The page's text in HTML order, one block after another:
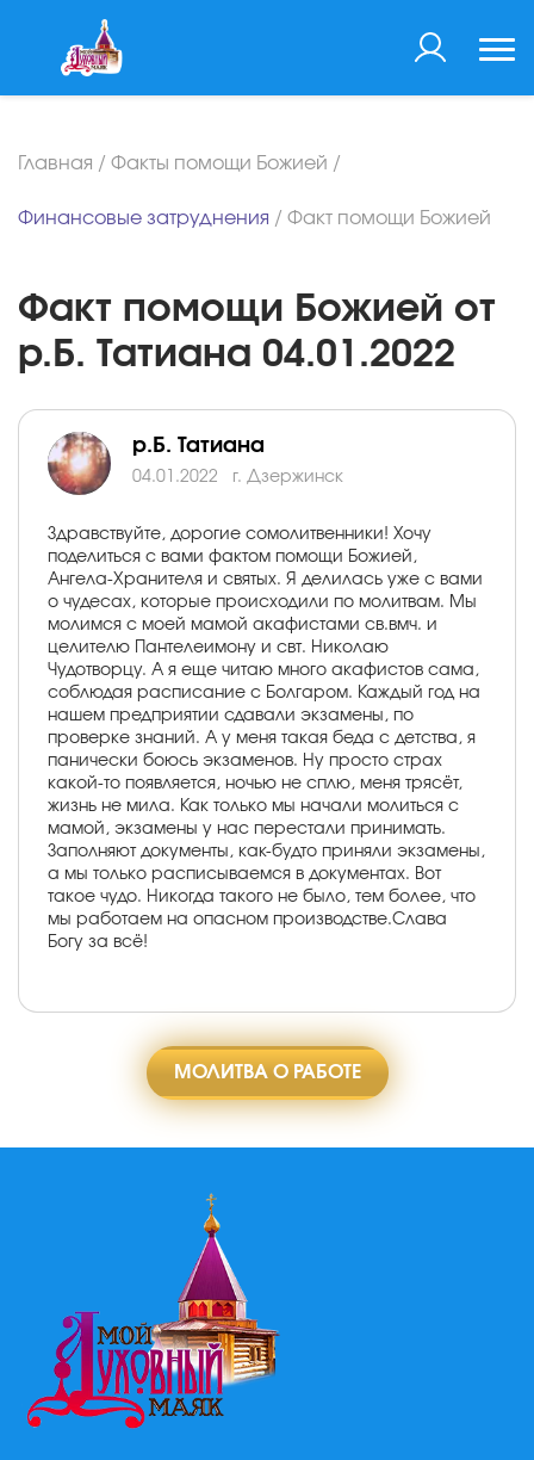
Главная / Факты помощи Божией /
Финансовые затруднения / Факт помощи Божией
Факт помощи Божией от
р.Б. Татиана 04.01.2022
р.Б. Татиана
04.01.2022 г. Дзержинск
Здравствуйте, дорогие сомолитвенники! Хочу
поделиться с вами фактом помощи Божией,
Ангела-Хранителя и святых. Я делилась уже с вами
о чудесах, которые происходили по молитвам. Мы
молимся с моей мамой акафистами св.вмч. и
целителю Пантелеимону и свт. Николаю
Чудотворцу. А я еще читаю много акафистов сама,
соблюдая расписание с Болгаром. Каждый год на
нашем предприятии сдавали экзамены, по
проверке знаний. А у меня такая беда с детства, я
панически боюсь экзаменов. Ну просто страх
какой-то появляется, ночью не сплю, меня трясёт,
жизнь не мила. Как только мы начали молиться с
мамой, экзамены у нас перестали принимать.
Заполняют документы, как-будто приняли экзамены,
а мы только расписываемся в документах. Вот
такое чудо. Никогда такого не было, тем более, что
мы работаем на опасном производстве.Слава
Богу за всё!
МОЛИТВА О РАБОТЕ